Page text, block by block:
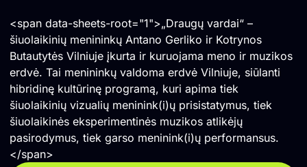
<span data-sheets-root="1">„Draugų vardai“ –
šiuolaikinių menininkų Antano Gerliko ir Kotrynos
Butautytės Vilniuje įkurta ir kuruojama meno ir muzikos
erdvė. Tai menininkų valdoma erdvė Vilniuje, siūlanti
hibridinę kultūrinę programą, kuri apima tiek
šiuolaikinių vizualių meninink(i)ų prisistatymus, tiek
šiuolaikinės eksperimentinės muzikos atlikėjų
pasirodymus, tiek garso meninink(i)ų performansus.
</span>